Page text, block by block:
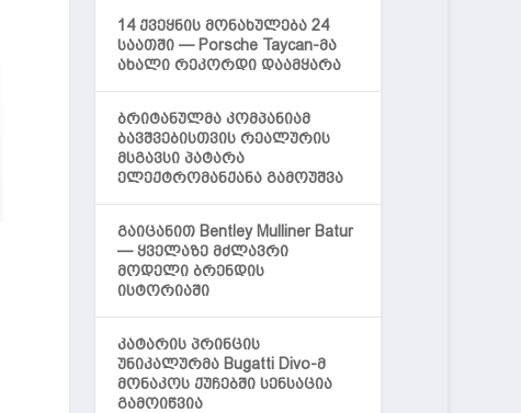
14 ქვეყნის მონახულება 24
საათში — Porsche Taycan-მა
ახალი რეკორდი დაამყარა
ბრიტანულმა კომპანიამ
ბავშვებისთვის რეალურის
მსგავსი პატარა
ელექტრომანქანა გამოუშვა
გაიცანით Bentley Mulliner Batur
— ყველაზე მძლავრი
მოდელი ბრენდის
ისტორიაში
კატარის პრინცის
უნიკალურმა Bugatti Divo-მ
მონაკოს ქუჩებში სენსაცია
გამოიწვია